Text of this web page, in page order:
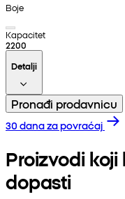
Boje
Kapacitet
2200
Detalji
Pronađi prodavnicu
30 dana za povraćaj
Proizvodi
dopasti